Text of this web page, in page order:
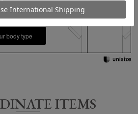
ます。
以内の発送となります。
どはご希望に添えない場合がございま
body type
ITEMS